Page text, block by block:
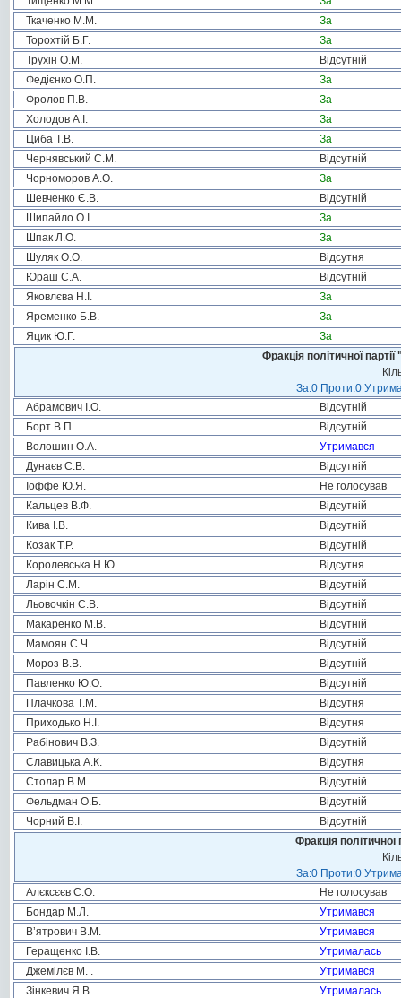
Ткаченко М.М.
За
Торохтій Б.Г.
За
Трухін О.М.
Відсутній
Федієнко О.П.
За
Фролов П.В.
За
Холодов А.І.
За
Циба Т.В.
За
Чернявський С.М.
Відсутній
Чорноморов А.О.
За
Шевченко Є.В.
Відсутній
Шипайло О.І.
За
Шпак Л.О.
За
Шуляк О.О.
Відсутня
Юраш С.А.
Відсутній
Яковлєва Н.І.
За
Яременко Б.В.
За
Яцик Ю.Г.
За
Фракція політичної
За:0 Проти:0
Абрамович І.О.
Відсутній
Борт В.П.
Відсутній
Волошин О.А.
Утримався
Дунаєв С.В.
Відсутній
Іоффе Ю.Я.
Не голосував
Кальцев В.Ф.
Відсутній
Кива І.В.
Відсутній
Козак Т.Р.
Відсутній
Королевська Н.Ю.
Відсутня
Ларін С.М.
Відсутній
Льовочкін С.В.
Відсутній
Макаренко М.В.
Відсутній
Мамоян С.Ч.
Відсутній
Мороз В.В.
Відсутній
Павленко Ю.О.
Відсутній
Плачкова Т.М.
Відсутня
Приходько Н.І.
Відсутня
Рабінович В.З.
Відсутній
Славицька А.К.
Відсутня
Столар В.М.
Відсутній
Фельдман О.Б.
Відсутній
Чорний В.І.
Відсутній
Фракція
За:0 Проти:0
Алєксєєв С.О.
Не голосував
Бондар М.Л.
Утримався
В’ятрович В.М.
Утримався
Геращенко І.В.
Утрималась
Джемілєв М. .
Утримався
Зінкевич Я.В.
Утрималась